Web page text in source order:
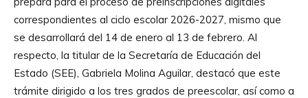
correspondientes al ciclo escolar 2026-2027, mismo que
se desarrollará del 14 de enero al 13 de febrero. Al
respecto, la titular de la Secretaría de Educación del
Estado (SEE), Gabriela Molina Aguilar, destacó que este
trámite dirigido a los tres grados de preescolar, así como a